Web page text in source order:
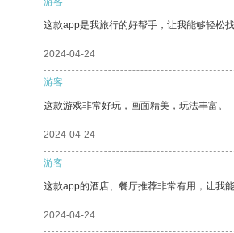
这款app是我旅行的好帮手，让我能够轻松
2024-04-24
游客
这款游戏非常好玩，画面精美，玩法丰富。
2024-04-24
游客
这款app的酒店、餐厅推荐非常有用，让我
2024-04-24